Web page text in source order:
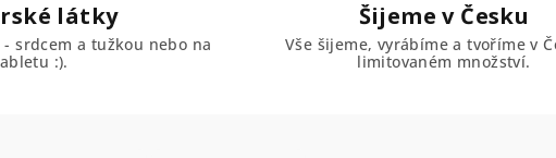
látky
- srdcem a tužkou nebo na
:).
Šijeme v Česku
Vše šijeme, vyrábíme a tvoříme v
limitovaném množství.